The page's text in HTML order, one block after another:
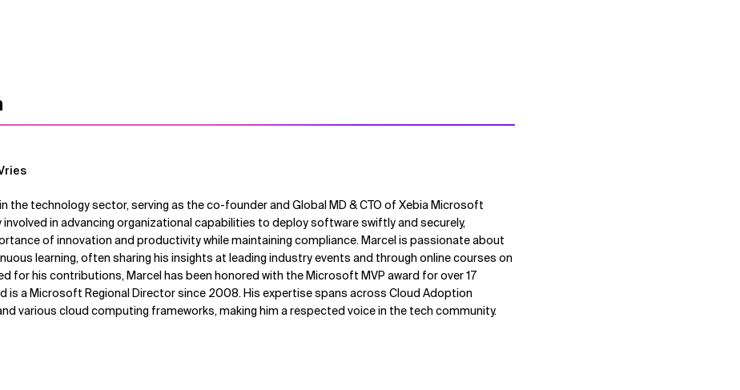
the technology sector, serving as the co-founder and Global MD & CTO of Xebia Microsoft
involved in advancing organizational capabilities to deploy software swiftly and securely,
of innovation and productivity while maintaining compliance. Marcel is passionate about
learning, often sharing his insights at leading industry events and through online courses on
for his contributions, Marcel has been honored with the Microsoft MVP award for over 17
is a Microsoft Regional Director since 2008. His expertise spans across Cloud Adoption
various cloud computing frameworks, making him a respected voice in the tech community.